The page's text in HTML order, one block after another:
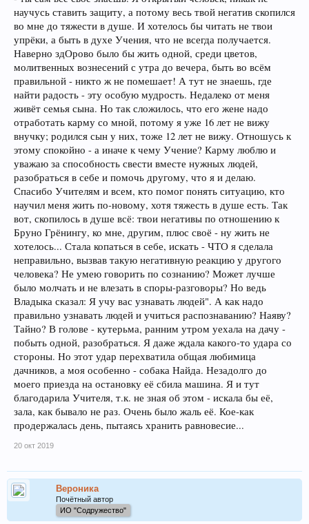
научусь ставить защиту, а потому весь твой негатив скопился
во мне до тяжести в душе. И хотелось бы читать не твои
упрёки, а быть в духе Учения, что не всегда получается.
Наверно здОрово было бы жить одной, среди цветов,
молитвенных вознесений с утра до вечера, быть во всём
правильной - никто ж не помешает! А тут не знаешь, где
найти радость - эту особую мудрость. Недалеко от меня
живёт семья сына. Но так сложилось, что его жене надо
отработать карму со мной, потому я уже 16 лет не вижу
внучку; родился сын у них, тоже 12 лет не вижу. Отношусь к
этому спокойно - а иначе к чему Учение? Карму люблю и
уважаю за способность свести вместе нужных людей,
разобраться в себе и помочь другому, что я и делаю.
Спасибо Учителям и всем, кто помог понять ситуацию, кто
научил меня жить по-новому, хотя тяжесть в душе есть. Так
вот, скопилось в душе всё: твои негативы по отношению к
Бруно Грёнингу, ко мне, другим, плюс своё - ну жить не
хотелось... Стала копаться в себе, искать - ЧТО я сделала
неправильно, вызвав такую негативную реакцию у другого
человека? Не умею говорить по сознанию? Может лучше
было молчать и не влезать в споры-разговоры? Но ведь
Владыка сказал: Я учу вас узнавать людей". А как надо
правильно узнавать людей и учиться распознаванию? Наяву?
Тайно? В голове - кутерьма, ранним утром уехала на дачу -
побыть одной, разобраться. Я даже ждала какого-то удара со
стороны. Но этот удар перехватила общая любимица
дачников, а моя особенно - собака Найда. Незадолго до
моего приезда на остановку её сбила машина. Я и тут
благодарила Учителя, т.к. не зная об этом - искала бы её,
зала, как бывало не раз. Очень было жаль её. Кое-как
продержалась день, пытаясь хранить равновесие...
20 окт 2019
Вероника
Почётный автор
ИО "Содружество"